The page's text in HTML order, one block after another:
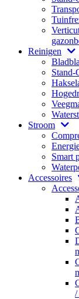
Reinigen
Stand-
Stroom
Smart
Accessoires
/